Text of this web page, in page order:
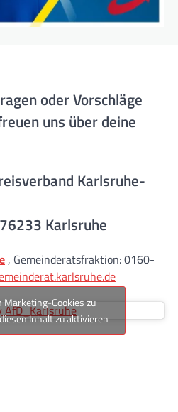
oder Vorschläge
uns über deine
Karlsruhe-
Karlsruhe
, Gemeinderatsfraktion: 0160-
AfD_Karlsruhe
Marketing-Cookies zu
Inhalt zu aktivieren